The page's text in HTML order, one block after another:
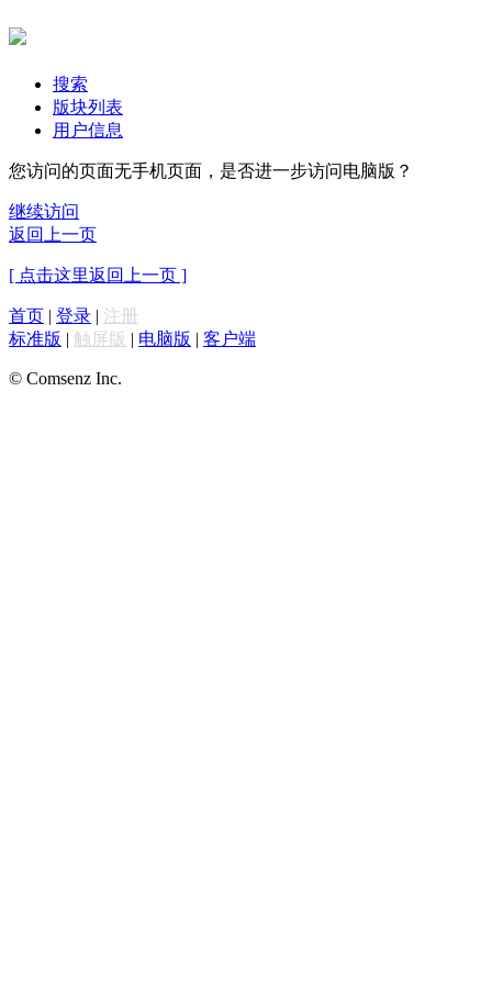
搜索
版块列表
用户信息
您访问的页面无手机页面，是否进一步访问电脑版？
继续访问
返回上一页
[ 点击这里返回上一页 ]
首页 | 登录 | 注册
标准版 | 触屏版 | 电脑版 | 客户端
© Comsenz Inc.